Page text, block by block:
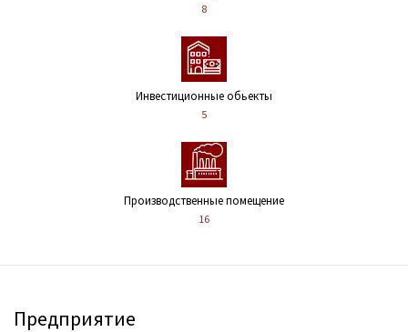
8
Инвестиционные обьекты
5
Производственные помещение
16
Предприятие